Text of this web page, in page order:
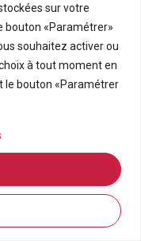
sur votre
bouton «Paramétrer»
souhaitez activer ou
à tout moment en
le bouton «Paramétrer
en ligne
Avec Grand